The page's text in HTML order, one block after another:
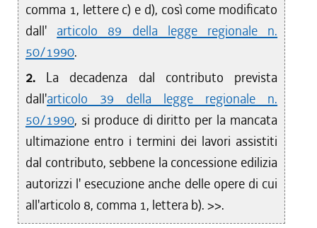
comma 1, lettere c) e d), così come modificato
dall' articolo 89 della legge regionale n.
50/1990.
2. La decadenza dal contributo prevista
dall'articolo 39 della legge regionale n.
50/1990, si produce di diritto per la mancata
ultimazione entro i termini dei lavori assistiti
dal contributo, sebbene la concessione edilizia
autorizzi l' esecuzione anche delle opere di cui
all'articolo 8, comma 1, lettera b). >>.